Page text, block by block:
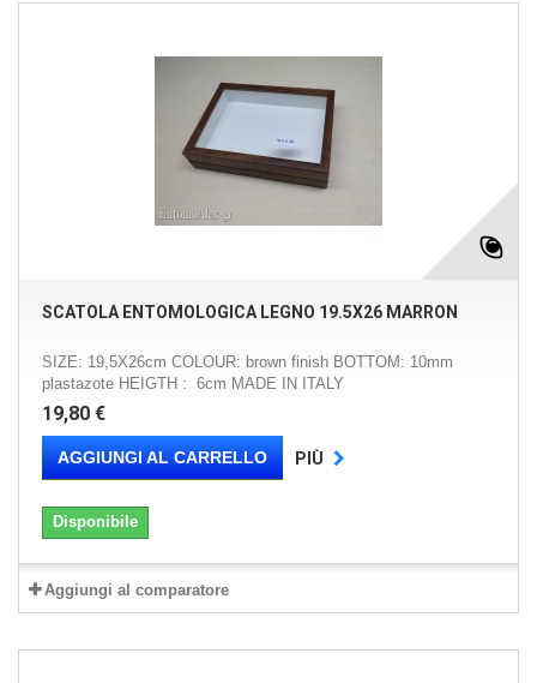
SCATOLA ENTOMOLOGICA LEGNO 19.5X26 MARRON
SIZE: 19,5X26cm COLOUR: brown finish BOTTOM: 10mm
plastazote HEIGTH : 6cm MADE IN ITALY
19,80 €
AGGIUNGI AL CARRELLO PIÙ
Disponibile
Aggiungi al comparatore